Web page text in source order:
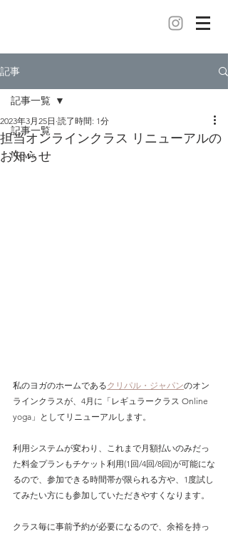
記事
記事一覧
News
記事一覧
担当オンラインクラス リニューアルの
お知らせ
2023年3月25日 読了時間: 1分
私のヨガのホームであるクリパル・ジャパンのオン
ラインクラスが、4月に「レギュラークラス Online
yoga」としてリニューアルします。
利用システムが変わり、これまで月額払いのみだっ
た料金プランもチケット利用(1回/4回/8回)が可能にな
るので、参加できる時間帯が限られる方や、1度試し
てみたい方にも参加していただきやすくなります。
クラス毎に事前予約が必要になるので、余裕を持っ